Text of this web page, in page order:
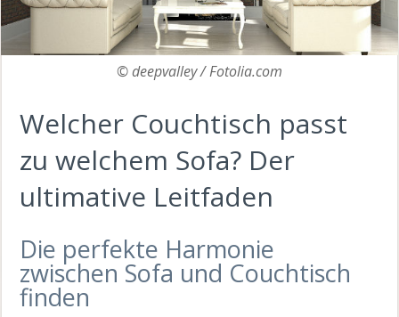
© deepvalley / Fotolia.com
Welcher Couchtisch passt
zu welchem Sofa? Der
ultimative Leitfaden
Die perfekte Harmonie
zwischen Sofa und Couchtisch
finden